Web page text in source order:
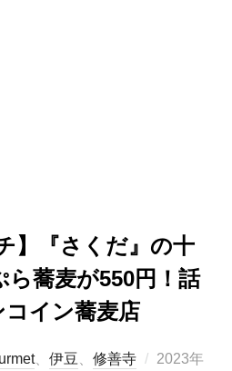
】『さくだ』の十
ら蕎麦が550円！話
コイン蕎麦店
、 伊豆 修善寺
投
2023年